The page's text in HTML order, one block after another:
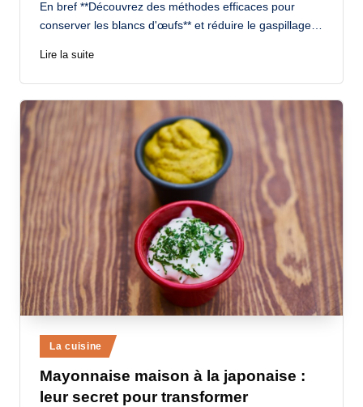
En bref **Découvrez des méthodes efficaces pour
conserver les blancs d'œufs** et réduire le gaspillage…
Lire la suite
Posted
in
La cuisine
Mayonnaise maison à la japonaise :
leur secret pour transformer